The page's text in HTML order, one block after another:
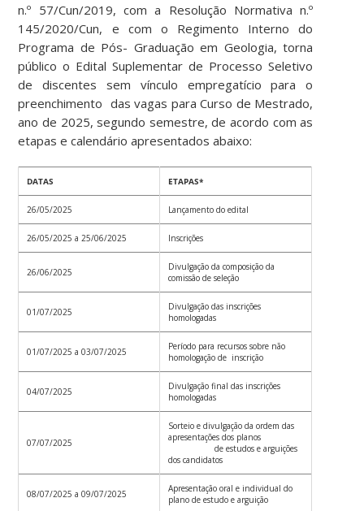
n.º 57/Cun/2019, com a Resolução Normativa n.º
145/2020/Cun, e com o Regimento Interno do
Programa de Pós- Graduação em Geologia, torna
público o Edital Suplementar de Processo Seletivo
de discentes sem vínculo empregatício para o
preenchimento das vagas para Curso de Mestrado,
ano de 2025, segundo semestre, de acordo com as
etapas e calendário apresentados abaixo:
DATAS ETAPAS*
26/05/2025 Lançamento do edital
26/05/2025 a 25/06/2025 Inscrições
26/06/2025
Divulgação da composição da
comissão de seleção
01/07/2025
Divulgação das inscrições
homologadas
01/07/2025 a 03/07/2025
Período para recursos sobre não
homologação de inscrição
04/07/2025
Divulgação final das inscrições
homologadas
07/07/2025
Sorteio e divulgação da ordem das
apresentações dos planos
de estudos e arguições
dos candidatos
08/07/2025 a 09/07/2025
Apresentação oral e individual do
plano de estudo e arguição